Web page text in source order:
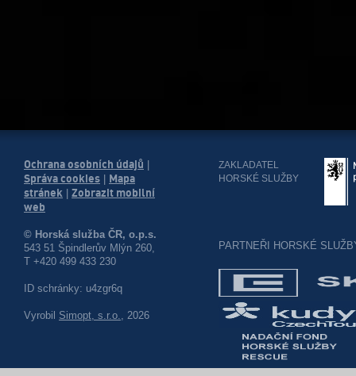
Ochrana osobních údajů
Správa cookies
Mapa
stránek
Zobrazit mobilní
web
© Horská služba ČR, o.p.s.
543 51 Špindlerův Mlýn 260,
T +420 499 433 230
ID schránky: u4zgr6q
Vyrobil Simopt, s.r.o., 2026
ZAKLADATEL
HORSKÉ SLUŽBY
PARTNEŘI HORSKÉ